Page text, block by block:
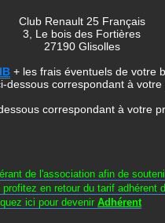
Club Renault 25 Français
3, Le bois des Fortières
27190 Glisolles
+ les frais éventuels de votre
dessous correspondant à
correspondant à votre
de l'association afin de
en retour du tarif adhérent
ici pour devenirAdhérent